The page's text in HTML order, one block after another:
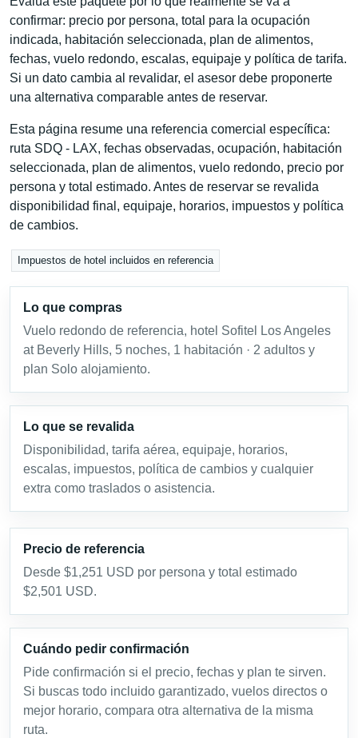
confirmar: precio por persona, total para la ocupación
indicada, habitación seleccionada, plan de alimentos,
fechas, vuelo redondo, escalas, equipaje y política de tarifa.
Si un dato cambia al revalidar, el asesor debe proponerte
una alternativa comparable antes de reservar.
Esta página resume una referencia comercial específica:
ruta SDQ - LAX, fechas observadas, ocupación, habitación
seleccionada, plan de alimentos, vuelo redondo, precio por
persona y total estimado. Antes de reservar se revalida
disponibilidad final, equipaje, horarios, impuestos y política
de cambios.
Impuestos de hotel incluidos en referencia
Lo que compras
Vuelo redondo de referencia, hotel Sofitel Los Angeles
at Beverly Hills, 5 noches, 1 habitación · 2 adultos y
plan Solo alojamiento.
Lo que se revalida
Disponibilidad, tarifa aérea, equipaje, horarios,
escalas, impuestos, política de cambios y cualquier
extra como traslados o asistencia.
Precio de referencia
Desde $1,251 USD por persona y total estimado
$2,501 USD.
Cuándo pedir confirmación
Pide confirmación si el precio, fechas y plan te sirven.
Si buscas todo incluido garantizado, vuelos directos o
mejor horario, compara otra alternativa de la misma
ruta.